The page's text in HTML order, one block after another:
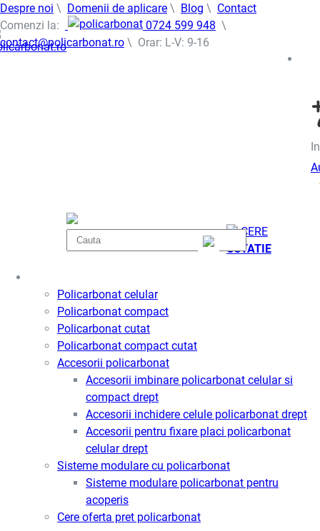
Despre noi \ Domenii de aplicare \ Blog \ Contact
Comenzi la:
0724 599 948 \
contact@policarbonat.ro \ Orar: L-V: 9-16
CERE
COTATIE
Policarbonat celular
Policarbonat compact
Policarbonat cutat
Policarbonat compact cutat
Accesorii policarbonat
Accesorii imbinare policarbonat celular si
compact drept
Accesorii inchidere celule policarbonat drept
Accesorii pentru fixare placi policarbonat
celular drept
Sisteme modulare cu policarbonat
Sisteme modulare policarbonat pentru
acoperis
Cere oferta pret policarbonat